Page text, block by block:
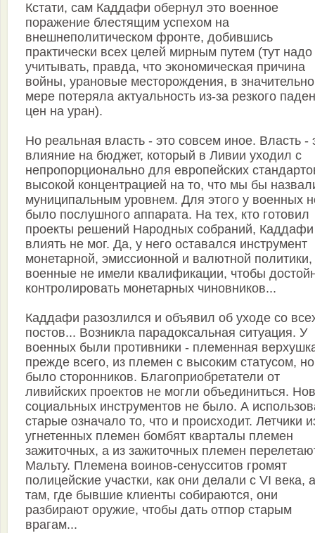
Кстати, сам Каддафи обернул это военное
поражение блестящим успехом на
внешнеполитическом фронте, добившись
практически всех целей мирным путем (тут надо
учитывать, правда, что экономическая причина
войны, урановые месторождения, в
мере потеряла актуальность из-за резкого
цен на уран).
Но реальная власть - это совсем иное. Власть -
влияние на бюджет, который в Ливии уходил с
непропорционально для европейских
высокой концентрацией на то, что мы бы
муниципальным уровнем. Для этого у военных
было послушного аппарата. На тех, кто готовил
проекты решений Народных собраний, Каддафи
влиять не мог. Да, у него оставался инструмент
монетарной, эмиссионной и валютной политики,
военные не имели квалификации, чтобы
контролировать монетарных чиновников...
Каддафи разозлился и объявил об уходе со
постов... Возникла парадоксальная ситуация. У
военных были противники - племенная
прежде всего, из племен с высоким статусом,
было сторонников. Благоприобретатели от
ливийских проектов не могли объединиться.
социальных инструментов не было. А
старые означало то, что и происходит. Летчики
угнетенных племен бомбят кварталы племен
зажиточных, а из зажиточных племен
Мальту. Племена воинов-сенусситов громят
полицейские участки, как они делали с VI века, а
там, где бывшие клиенты собираются, они
разбирают оружие, чтобы дать отпор старым
врагам...